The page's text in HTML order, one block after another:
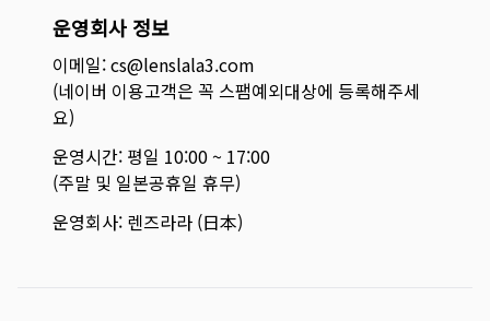
운영회사 정보
이메일: cs@lenslala3.com
(네이버 이용고객은 꼭 스팸예외대상에 등록해주세
요)
운영시간: 평일 10:00 ~ 17:00
(주말 및 일본공휴일 휴무)
운영회사: 렌즈라라 (日本)